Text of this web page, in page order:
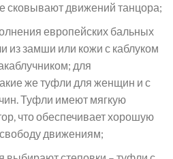
сковывают движений танцора;
европейских бальных
из замши или кожи с каблуком
для
же туфли для женщин и с
Туфли имеют мягкую
что обеспечивает хорошую
движениям;